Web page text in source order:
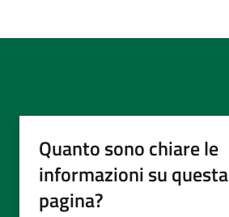
Quanto sono chiare le
informazioni su questa
pagina?